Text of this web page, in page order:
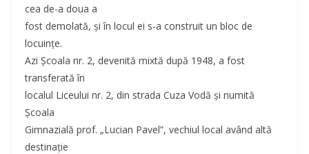
cea de-a doua a
fost demolată, şi în locul ei s-a construit un bloc de
locuinţe.
Azi Şcoala nr. 2, devenită mixtă după 1948, a fost
transferată în
localul Liceului nr. 2, din strada Cuza Vodă şi numită
Şcoala
Gimnazială prof. „Lucian Pavel”, vechiul local având altă
destinaţie